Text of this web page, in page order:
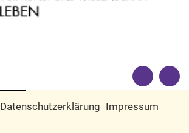
Datenschutzerklärung Impressum